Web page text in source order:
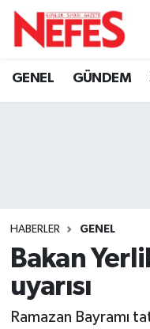
GENEL GÜNDEM
HABERLER GENEL
Bakan
uyarısı
Ramazan Bayramı
Hava Durumu
Tüm Manşetler